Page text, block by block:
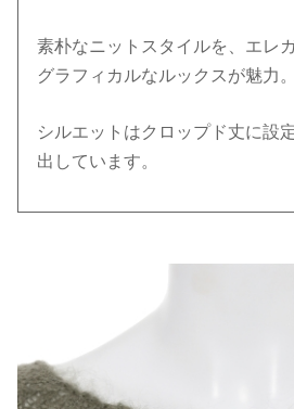
素朴なニットスタイルを、エレ
グラフィカルなルックスが魅力。
シルエットはクロップド丈に設
出しています。